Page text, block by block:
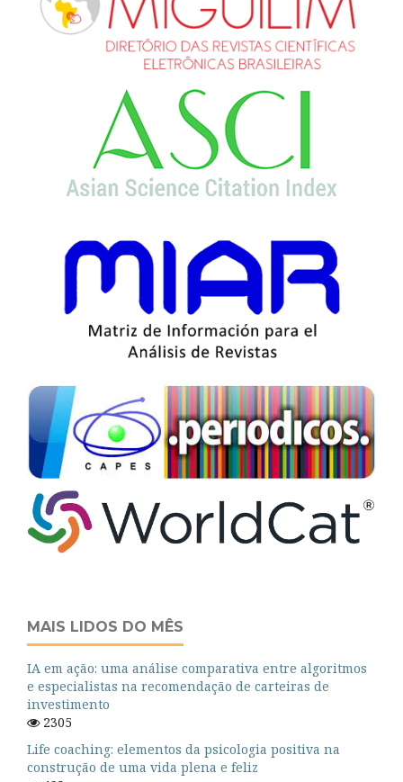
MAIS LIDOS DO MÊS
IA em ação: uma análise comparativa entre algoritmos
e especialistas na recomendação de carteiras de
investimento
2305
Life coaching: elementos da psicologia positiva na
construção de uma vida plena e feliz